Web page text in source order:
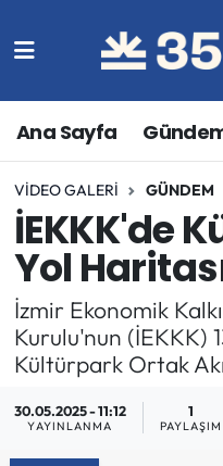
Ana Sayfa
VIDEO GALERI GÜNDEM
İEKKK'de
Yol
İzmir Ekonomik
Kurulu'nun (İEKKK)
Kültürpark Ortak
30.05.2025 - 11:12
YAYINLANMA
1
PAYLAŞIM